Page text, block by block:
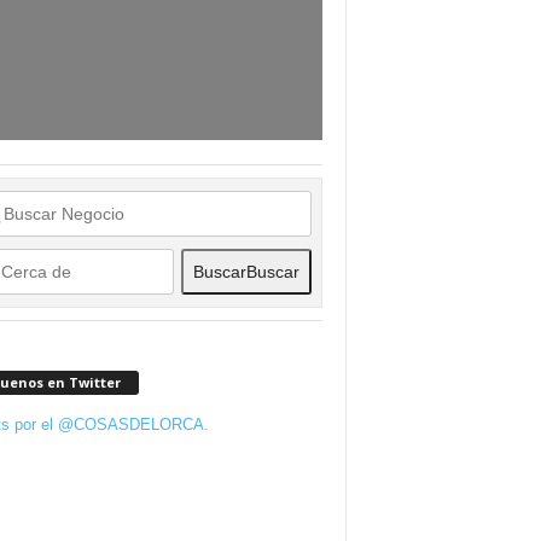
BuscarBuscar
en Twitter
por el @COSASDELORCA.